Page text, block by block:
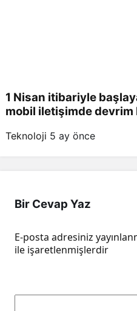
1 Nisan itibariyle
mobil iletişimde devrim
Teknoloji 5 ay önce
Bir Cevap Yaz
E-posta adresiniz
ile işaretlenmişlerdir